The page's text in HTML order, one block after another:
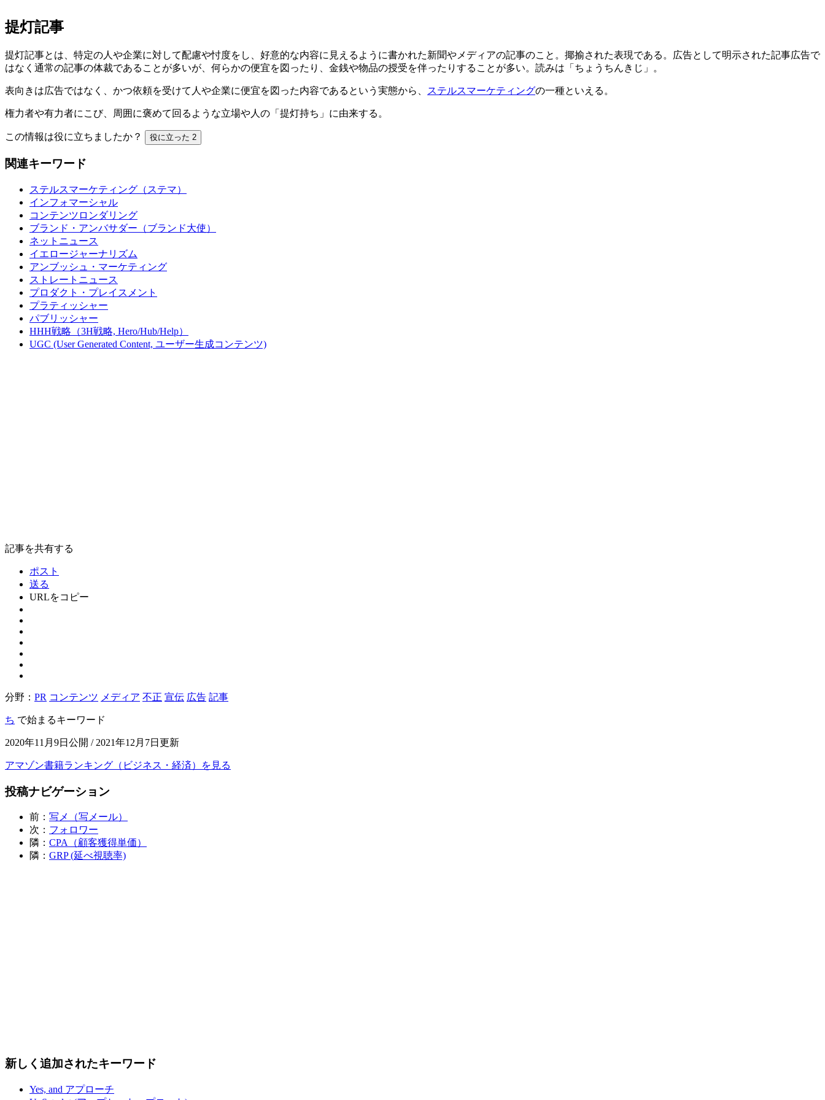
提灯記事
提灯記事とは、特定の人や企業に対して配慮や忖度をし、好意的な内容に見えるように書かれた新聞やメディアの記事のこと。揶揄された表現である。広告として明示された記事広告で
はなく通常の記事の体裁であることが多いが、何らかの便宜を図ったり、金銭や物品の授受を伴ったりすることが多い。読みは「ちょうちんきじ」。
表向きは広告ではなく、かつ依頼を受けて人や企業に便宜を図った内容であるという実態から、 ステルスマーケティングの一種といえる。
権力者や有力者にこび、周囲に褒めて回るような立場や人の「提灯持ち」に由来する。
この情報は役に立ちましたか？ 役に立った 2
関連キーワード
ステルスマーケティング（ステマ）
インフォマーシャル
コンテンツロンダリング
ブランド・アンバサダー（ブランド大使）
ネットニュース
イエロージャーナリズム
アンブッシュ・マーケティング
ストレートニュース
プロダクト・プレイスメント
プラティッシャー
パブリッシャー
HHH戦略（3H戦略, Hero/Hub/Help）
UGC (User Generated Content, ユーザー生成コンテンツ)
記事を共有する
ポスト
送る
URLをコピー
分野： PR コンテンツ メディア 不正 宣伝 広告 記事
ち で始まるキーワード
2020年11月9日公開 / 2021年12月7日更新
アマゾン書籍ランキング（ビジネス・経済）を見る
投稿ナビゲーション
前： 写メ（写メール）
次： フォロワー
隣： CPA（顧客獲得単価）
隣： GRP (延べ視聴率)
新しく追加されたキーワード
Yes, and アプローチ